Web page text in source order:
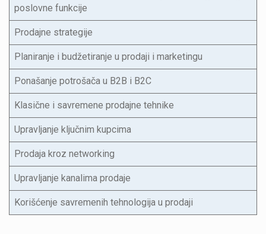
poslovne funkcije
Prodajne strategije
Planiranje i budžetiranje u prodaji i marketingu
Ponašanje potrošača u B2B i B2C
Klasične i savremene prodajne tehnike
Upravljanje ključnim kupcima
Prodaja kroz networking
Upravljanje kanalima prodaje
Korišćenje savremenih tehnologija u prodaji